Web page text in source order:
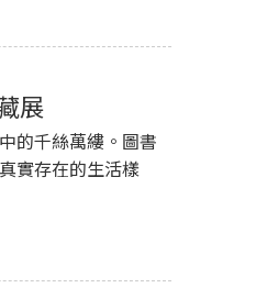
展
的千絲萬縷。圖書
實存在的生活樣